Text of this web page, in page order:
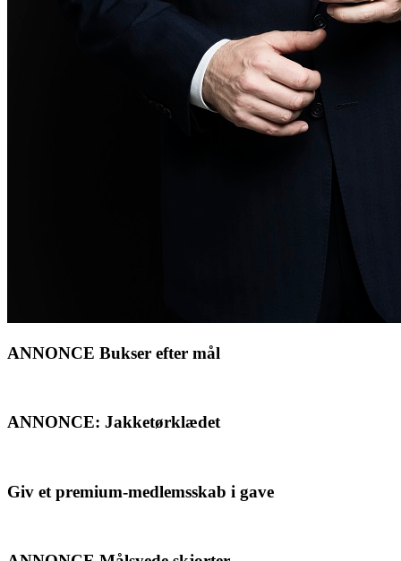
ANNONCE Bukser efter mål
ANNONCE: Jakketørklædet
Giv et premium-medlemsskab i gave